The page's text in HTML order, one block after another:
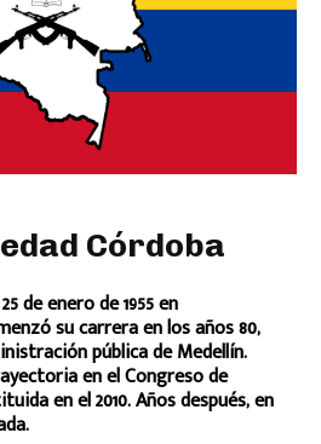
Córdoba
de enero de 1955 en
su carrera en los años 80,
pública de Medellín.
en el Congreso de
en el 2010. Años después, en